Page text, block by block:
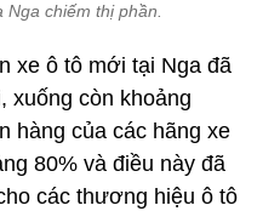
Nga chiếm thị phần.
xe ô tô mới tại Nga đã
xuống còn khoảng
hàng của các hãng xe
80% và điều này đã
các thương hiệu ô tô